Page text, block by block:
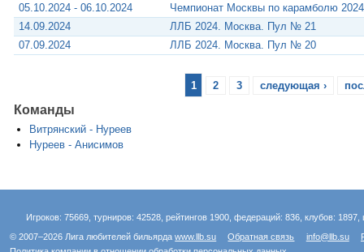
05.10.2024 - 06.10.2024
Чемпионат Москвы по карамболю 2024
14.09.2024
ЛЛБ 2024. Москва. Пул № 21
07.09.2024
ЛЛБ 2024. Москва. Пул № 20
1 2 3 следующая ›
Команды
Витрянский - Нуреев
Нуреев - Анисимов
Игроков: 75669, турниров: 42528, рейтингов 1900, федераций: 836, клубов:
© 2007–2026 Лига любителей бильярдаwww.llb.su Обратная связь info@llb.su